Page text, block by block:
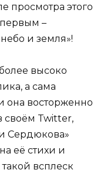
просмотра этого
–
и земля»!
высоко
а сама
она восторженно
своём Twitter,
Сердюкова»
её стихи и
всплеск